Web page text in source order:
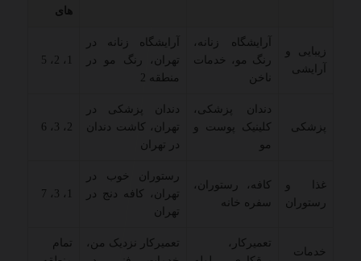
های
زیبایی و
آرایشی
آرایشگاه زنانه،
رنگ مو، خدمات
ناخن
آرایشگاه زنانه در
تهران، رنگ مو در
منطقه 2
پزشکی
دندان پزشکی،
کلینیک پوست و
مو
دندان پزشکی در
تهران، کاشت دندان
در تهران
2، 3، 6
غذا و
رستوران
کافه، رستوران،
سفره خانه
رستوران خوب در
تهران، کافه دنج در
تهران
خدمات
تعمیرکار،
تعمیرکار نزدیک من،
تمام